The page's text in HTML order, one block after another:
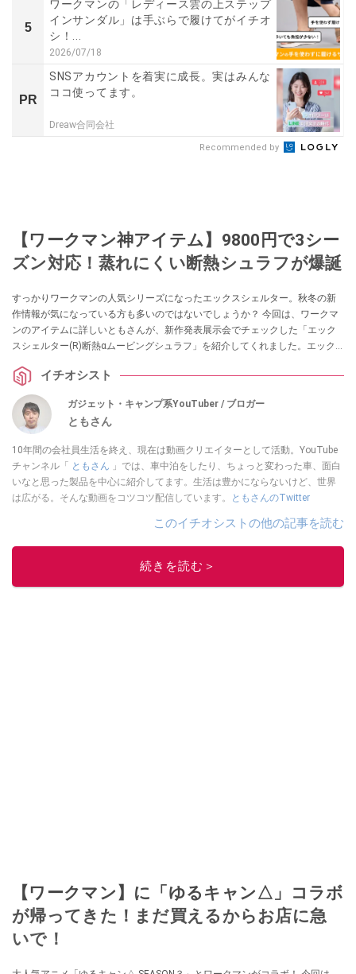
5
ワークマンの「レディース雲の上ステップ
インサンダル」は手ぶらで履けてがイチオ
シ！...
2026/07/18
PR
SNSアカウントを着実に成長。実はみんな
ココ使ってます。
Dreaw合同会社
Recommended by
【ワークマン神アイテム】9800円で3シー
ズン対応！蒸れにくい断熱シュラフが爆誕
すっかりワークマンの人気シリーズになったエックスシェルター。秋冬の新
作情報が気になっている方も多いのではないでしょうか？ 今回は、ワークマ
ンのアイテムに詳しいともさんが、新作発表展示会でチェックした「エック
スシェルター(R)断熱αムービングシュラフ」を紹介してくれました。エック
さい。 イチオシスト
ガジェット・キャンプ系YouTuber / ブロガー
ともさん
10年間の会社員生活を終え、現在は動画クリエイターとして活動。YouTube
チャンネル「 ともさん 」では、車中泊をしたり、ちょっと変わった車、面白
いなと思った製品を中心に紹介してます。生活は豊かにならないけど、世界
は広がる。そんな動画をコツコツ配信しています。
ともさんのTwitter
このイチオシストの他の記事を読む
続きを読む＞
【ワークマン】に「ゆるキャン△」コラボ
が帰ってきた！まだ買えるからお店に急
いで！